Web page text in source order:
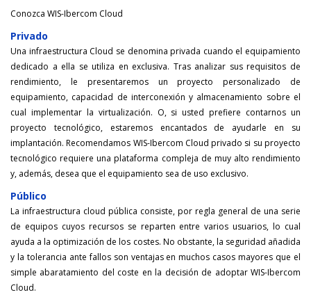
Conozca WIS-Ibercom Cloud
Privado
Una infraestructura Cloud se denomina privada cuando el equipamiento
dedicado a ella se utiliza en exclusiva. Tras analizar sus requisitos de
rendimiento, le presentaremos un proyecto personalizado de
equipamiento, capacidad de interconexión y almacenamiento sobre el
cual implementar la virtualización. O, si usted prefiere contarnos un
proyecto tecnológico, estaremos encantados de ayudarle en su
implantación. Recomendamos WIS-Ibercom Cloud privado si su proyecto
tecnológico requiere una plataforma compleja de muy alto rendimiento
y, además, desea que el equipamiento sea de uso exclusivo.
Público
La infraestructura cloud pública consiste, por regla general de una serie
de equipos cuyos recursos se reparten entre varios usuarios, lo cual
ayuda a la optimización de los costes. No obstante, la seguridad añadida
y la tolerancia ante fallos son ventajas en muchos casos mayores que el
simple abaratamiento del coste en la decisión de adoptar WIS-Ibercom
Cloud.